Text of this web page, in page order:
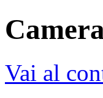
Vai al